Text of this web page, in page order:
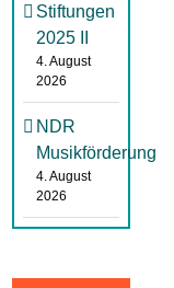
Stiftungen
2025 II
4. August
2026
NDR
Musikförderung
4. August
2026